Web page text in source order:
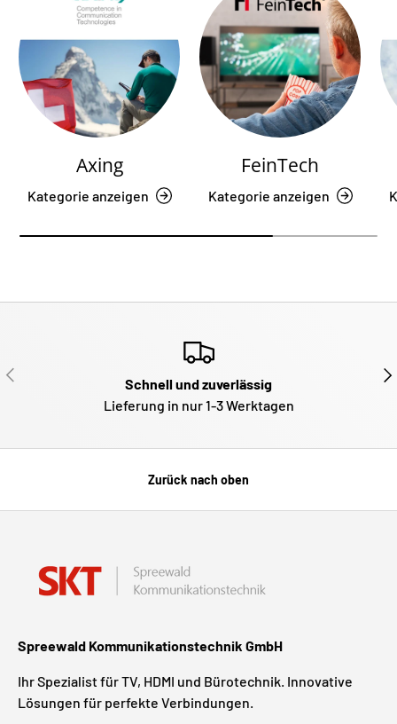
Axing
Kategorie anzeigen
FeinTech
Kategorie anzeigen
VORHERIGE
Schnell und zuverlässig
Lieferung in nur 1-3 Werktagen
Zurück nach oben
Spreewald Kommunikationstechnik GmbH
Ihr Spezialist für TV, HDMI und Bürotechnik. Innovative
Lösungen für perfekte Verbindungen.